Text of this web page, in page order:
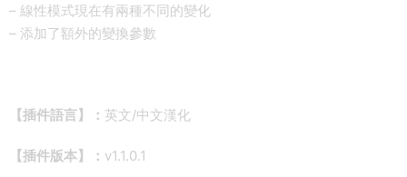
– 線性模式現在有兩種不同的變化
– 添加了額外的變換參數
【插件語言】： 英文/中文漢化
【插件版本】： v1.1.0.1